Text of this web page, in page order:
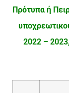
Πρότυπα ή
2022 –